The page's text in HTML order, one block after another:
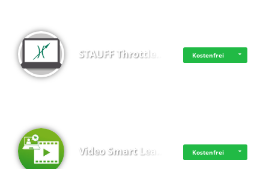
STAUFF Throttle… Kostenfrei
Video Smart Lea… Kostenfrei